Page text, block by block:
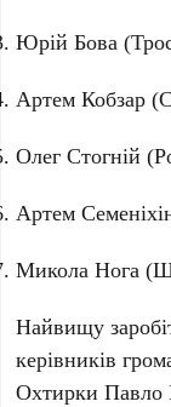
Юрій Бова
Артем Кобзар
Олег Стогній
Артем
Микола Нога
Найвищу
керівників
Охтирки